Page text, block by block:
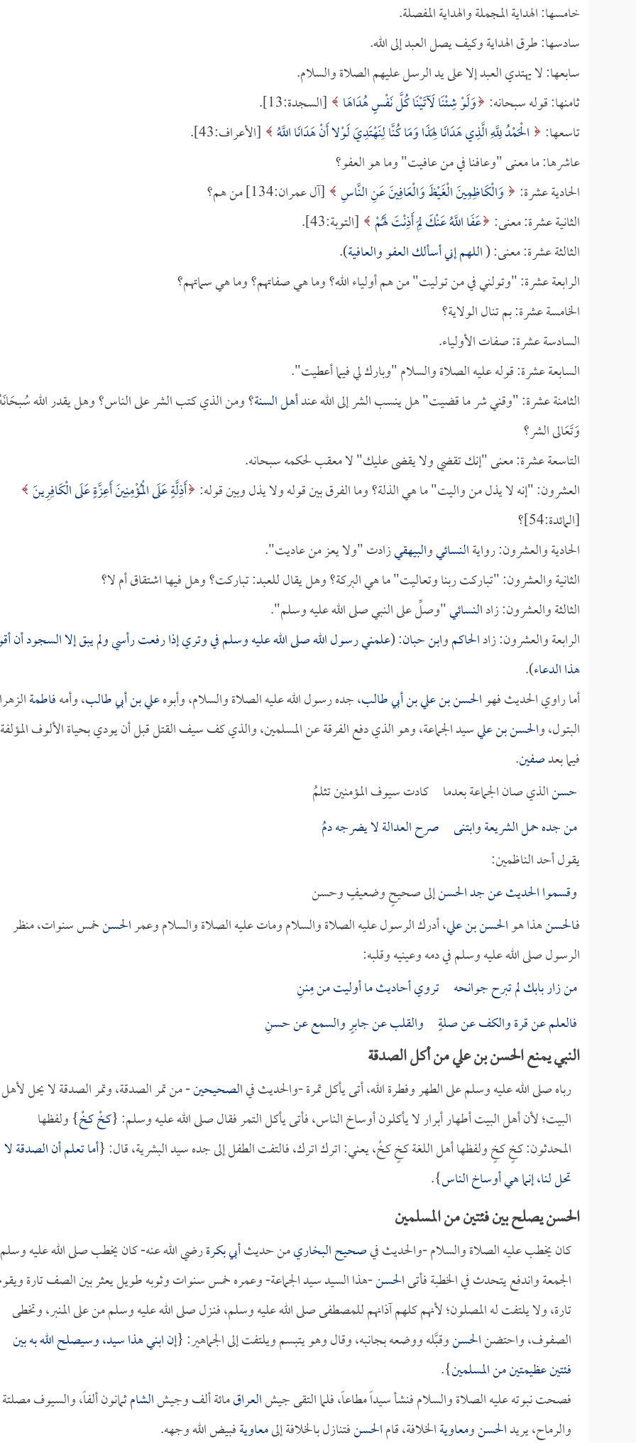
خامسها: الهداية المجملة والهداية المفصلة.
سادسها: طرق الهداية وكيف يصل العبد إلى الله.
سابعها: لا يهتدي العبد إلا على يد الرسل عليهم الصلاة والسلام.
ثامنها: قوله سبحانه: وَلَوْ شِئْنَا لَآتَيْنَا كُلَّ نَفْسٍ هُدَاهَا
[السجدة:13].
تاسعها:
الْحَمْدُ لِلَّهِ الَّذِي هَدَانَا لِهَذَا وَمَا كُنَّا لِنَهْتَدِيَ لَوْلا أَنْ هَدَانَا اللَّهُ [الأعراف:43].
عاشرها: ما معنى "وعافنا في من عافيت" وما هو العفو؟
الحادية عشرة:
وَالْكَاظِمِينَ الْغَيْظَ وَالْعَافِينَ عَنِ النَّاسِ [آل عمران:134] من هم؟
الثانية عشرة: معنى: عَفَا اللَّهُ عَنْكَ لِمَ أَذِنْتَ لَهُمْ
[التوبة:43].
الثالثة عشرة: معنى: (اللهم إني أسألك العفو والعافية).
الرابعة عشرة: "وتولني في من توليت" من هم أولياء الله؟ وما هي صفاتهم؟ وما هي سماتهم؟
الخامسة عشرة: بم تنال الولاية؟
السادسة عشرة: صفات الأولياء.
السابعة عشرة: قوله عليه الصلاة والسلام "وبارك لي فيما أعطيت".
الثامنة عشرة: "وقني شر ما قضيت" هل ينسب الشر إلى الله عندأهل السنة؟ ومن الذي كتب الشر على الناس؟ وهل يقدر الله
وَتَعَالى الشر؟
التاسعة عشرة: معنى "إنك تقضي ولا يقضى عليك" لا معقب لحكمه سبحانه.
العشرون: "إنه لا يذل من واليت" ما هي الذلة؟ وما الفرق بين قوله ولا يذل وبين قوله: أَذِلَّةٍ عَلَى الْمُؤْمِنِينَ أَعِزَّةٍ عَلَى الْكَافِرِينَ
[المائدة:54]؟
الحادية والعشرون: روايةالنسائيوالبيهقيزادت "ولا يعز من عاديت".
الثانية والعشرون: "تباركت ربنا وتعاليت" ما هي البركة؟ وهل يقال للعبد: تباركت؟ وهل فيها اشتقاق أم لا؟
الثالثة والعشرون: زادالنسائي"وصلِّ على النبي صلى الله عليه وسلم".
الرابعة والعشرون: زادالحاكموابن حبان: (علمني رسول الله صلى الله عليه وسلم في وتري إذا رفعت رأسي ولم يبق إلا السجود أن
هذا الدعاء).
أما راوي الحديث فهوالحسن بن علي بن أبي طالب، جده رسول الله عليه الصلاة والسلام، وأبوهعلي بن أبي طالب، وأمهفاطمة
البتول، والحسن بن عليسيد الجماعة، وهو الذي دفع الفرقة عن المسلمين، والذي كف سيف القتل قبل أن يودي بحياة الألوف المؤلفة
فيما بعدصفين.
حسنالذي صان الجماعة بعدما كادت سيوف المؤمنين تثلمُ
من جده حمل الشريعة وابتنى صرح العدالة لا يضرجه دمُ
يقول أحد الناظمين:
وقسموا الحديث عن جدالحسنإلى صحيحٍ وضعيفٍ وحسن
فـالحسنهذا هوالحسن بن علي، أدرك الرسول عليه الصلاة والسلام ومات عليه الصلاة والسلام وعمرالحسنخمس سنوات، منظر
الرسول صلى الله عليه وسلم في دمه وعينيه وقلبه:
من زار بابك لم تبرح جوانحه تروي أحاديث ما أوليت من مِننِ
فالعلم عن قرة والكف عن صلةٍ والقلب عن جابرٍ والسمع عن حسنِ
النبي يمنع الحسن بن علي من أكل الصدقة
رباه صلى الله عليه وسلم على الطهر وفطرة الله، أتى يأكل تمرة -والحديث فيالصحيحين- من تمر الصدقة، وتمر الصدقة لا يحل لأهل
البيت؛ لأن أهل البيت أطهار أبرار لا يأكلون أوساخ الناس، فأتى يأكل التمر فقال صلى الله عليه وسلم: {كخْ كخْ} ولفظها
المحدثون: كخٍ كخٍ ولفظها أهل اللغة كخٍ كخْ، يعني: اترك اترك، فالتفت الطفل إلى جده سيد البشرية، قال: {أما تعلم أن الصدقة لا
تحل لنا، إنما هي أوساخ الناس}.
الحسن يصلح بين فئتين من المسلمين
كان يخطب عليه الصلاة والسلام -والحديث فيصحيح البخاريمن حديثأبي بكرةرضي الله عنه- كان يخطب صلى الله عليه وسلم
الجمعة واندفع يتحدث في الخطبة فأتىالحسن-هذا السيد سيد الجماعة- وعمره خمس سنوات وثوبه طويل يعثر بين الصف تارة
تارة، ولا يلتفت له المصلون؛ لأنهم كلهم آذانهم للمصطفى صلى الله عليه وسلم، فنـزل صلى الله عليه وسلم من على المنبر، وتخطى
الصفوف، واحتضنالحسنوقبَّله ووضعه بجانبه، وقال وهو يتبسم ويلتفت إلى الجماهير: {إن ابني هذا سيد، وسيصلح الله به بين
فئتين عظيمتين من المسلمين}.
فصحت نبوته عليه الصلاة والسلام فنشأ سيداً مطاعاً، فلما التقى جيشالعراقمائة ألف وجيشالشامثمانون ألفاً، والسيوف مصلتة
والرماح، يريدالحسنومعاويةالخلافة، قامالحسنفتنازل بالخلافة إلىمعاويةفبيض الله وجهه.